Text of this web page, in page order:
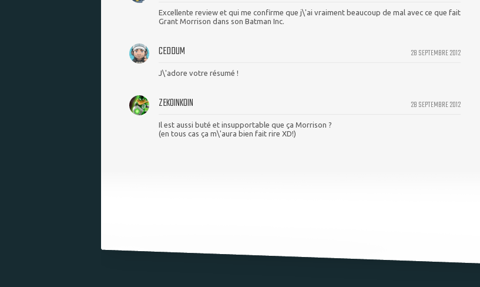
Excellente review et qui me confirme que j\'ai vraiment beaucoup de mal avec ce que fait
Grant Morrison dans son Batman Inc.
28 SEPTEMBRE 2012
CEDDUM
J\'adore votre résumé !
28 SEPTEMBRE 2012
ZEKOINKOIN
Il est aussi buté et insupportable que ça Morrison ?
(en tous cas ça m\'aura bien fait rire XD!)